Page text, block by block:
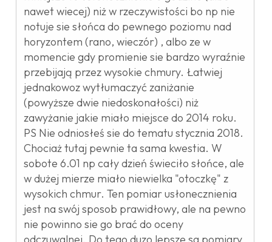
nawet wiecej) niż w rzeczywistości bo np nie
notuje sie słońca do pewnego poziomu nad
horyzontem (rano, wieczór) , albo ze w
momencie gdy promienie sie bardzo wyraźnie
przebijają przez wysokie chmury. Łatwiej
jednakowoz wytłumaczyć zaniżanie
(powyższe dwie niedoskonałości) niż
zawyżanie jakie miało miejsce do 2014 roku.
PS Nie odniosłeś sie do tematu stycznia 2018.
Chociaż tutaj pewnie ta sama kwestia. W
sobote 6.01 np cały dzień świeciło słońce, ale
w dużej mierze miało niewielka "otoczkę" z
wysokich chmur. Ten pomiar usłonecznienia
jest na swój sposob prawidłowy, ale na pewno
nie powinno sie go brać do oceny
odczuwalnej. Do tego duzo lepsze sa pomiary